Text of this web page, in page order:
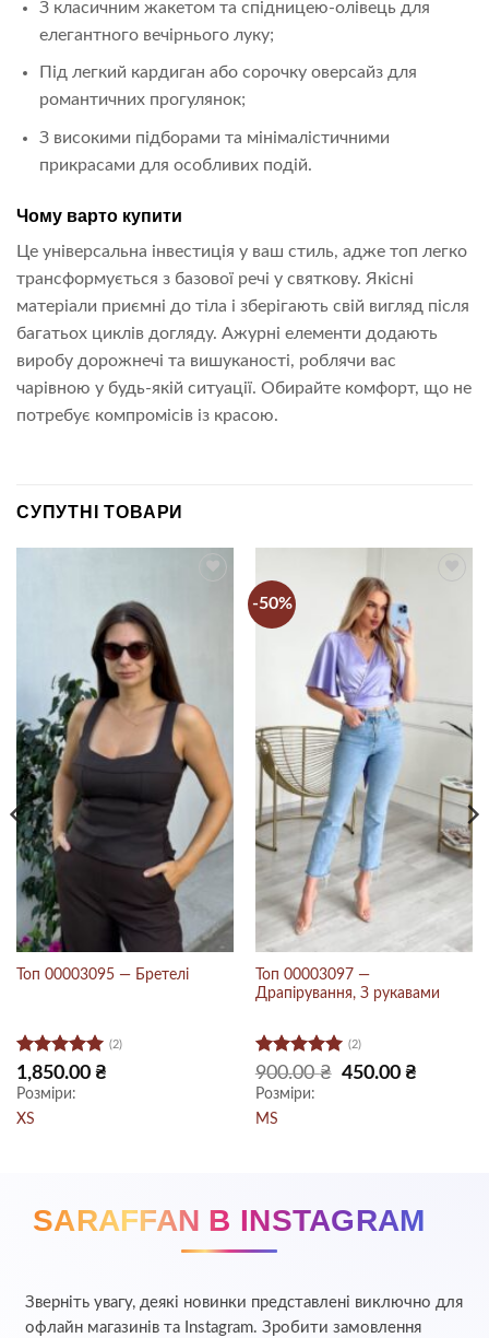
З класичним жакетом та спідницею-олівець для
елегантного вечірнього луку;
Під легкий кардиган або сорочку оверсайз для
романтичних прогулянок;
З високими підборами та мінімалістичними
прикрасами для особливих подій.
Чому варто купити
Це універсальна інвестиція у ваш стиль, адже топ легко
трансформується з базової речі у святкову. Якісні
матеріали приємні до тіла і зберігають свій вигляд після
багатьох циклів догляду. Ажурні елементи додають
виробу дорожнечі та вишуканості, роблячи вас
чарівною у будь-якій ситуації. Обирайте комфорт, що не
потребує компромісів із красою.
СУПУТНІ ТОВАРИ
Топ 00003095 — Бретелі
Оцінено в
5з 5
(2)
1,850.00 ₴
Розміри:
XS
-50%
Топ 00003097 —
Драпірування, З рукавами
Оцінено в
5з 5
(2)
900.00₴
Оригінальна
ціна:
450.00₴
Розміри:
MS
SARAFFAN В INSTAGRAM
Зверніть увагу, деякі новинки представлені виключно для
офлайн магазинів та Instagram. Зробити замовлення